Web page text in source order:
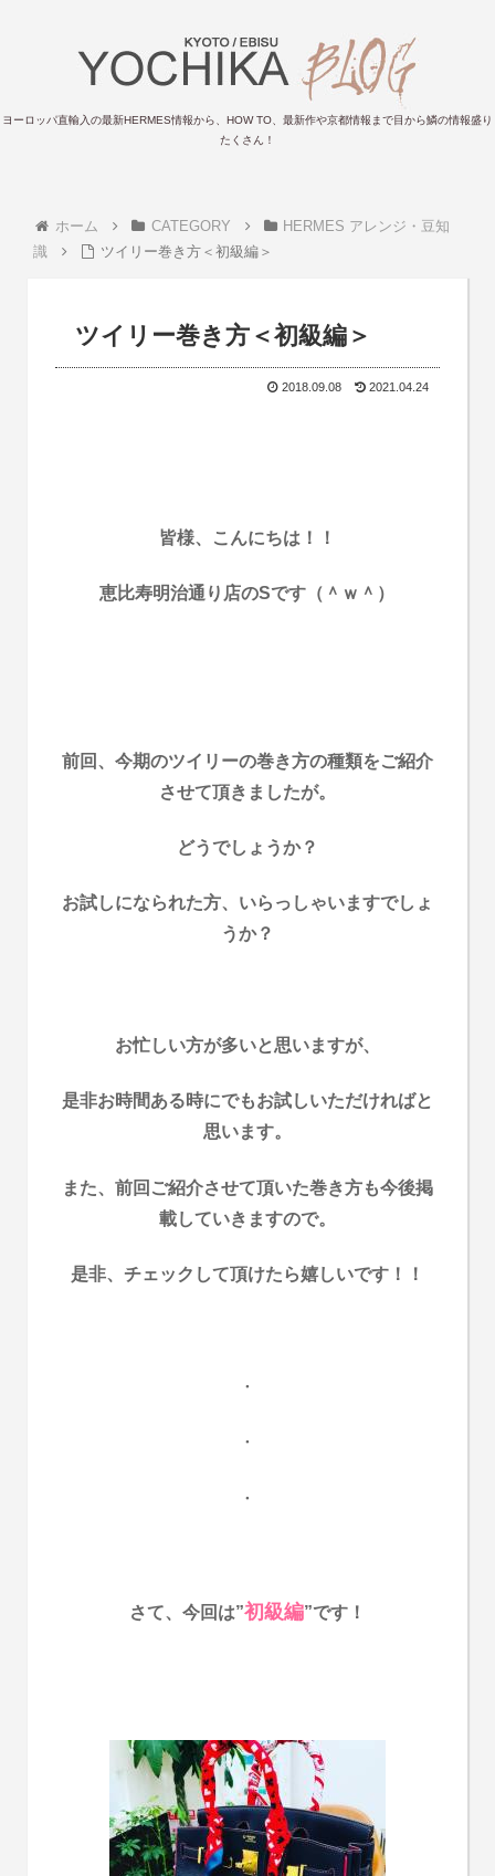
ヨーロッパ直輸入の最新HERMES情報から、HOW TO、最新作や京都情報まで目から鱗の情報盛り
たくさん！
ホーム CATEGORY
HERMES アレンジ・豆知
識
ツイリー巻き方＜初級編＞
ツイリー巻き方＜初級編＞
2018.09.08 2021.04.24
皆様、こんにちは！！
恵比寿明治通り店のSです（＾ｗ＾）
前回、今期のツイリーの巻き方の種類をご紹介
させて頂きましたが。
どうでしょうか？
お試しになられた方、いらっしゃいますでしょ
うか？
お忙しい方が多いと思いますが、
是非お時間ある時にでもお試しいただければと
思います。
また、前回ご紹介させて頂いた巻き方も今後掲
載していきますので。
是非、チェックして頂けたら嬉しいです！！
・
・
・
さて、今回は”初級編”です！